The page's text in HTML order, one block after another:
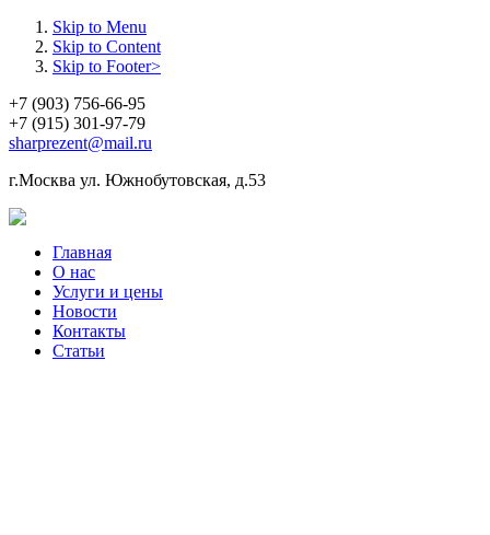
Skip to Menu
Skip to Content
Skip to Footer>
+7 (903) 756-66-95
+7 (915) 301-97-79
sharprezent@mail.ru
г.Москва ул. Южнобутовская, д.53
Главная
О нас
Услуги и цены
Новости
Контакты
Статьи